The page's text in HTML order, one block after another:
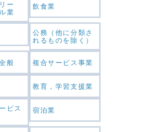
ー
業
飲食業
公務（他に分類さ
れるものを除く）
般 複合サービス事業
教育，学習支援業
ビス
宿泊業